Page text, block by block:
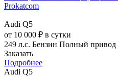
Audi Q5
от 10 000 ₽ в сутки
249 л.с. Бензин Полный привод
Заказать
Подробнее
Audi Q5